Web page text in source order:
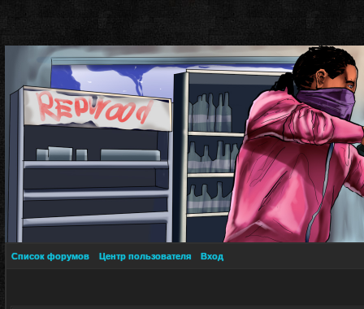
Список форумов Центр пользователя Вход